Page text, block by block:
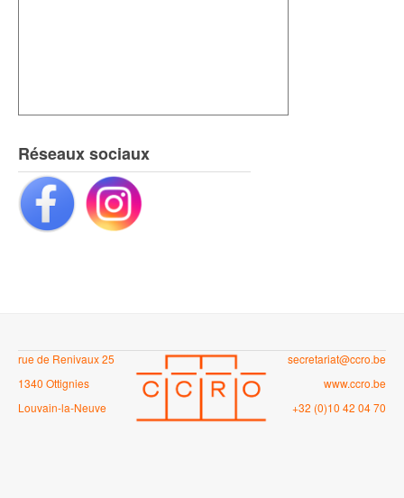
Réseaux sociaux
rue de Renivaux 25
1340 Ottignies
Louvain-la-Neuve
secretariat@ccro.be
www.ccro.be
+32 (0)10 42 04 70